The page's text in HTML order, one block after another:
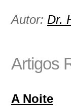
Autor: Dr.
Artigos
A Noite